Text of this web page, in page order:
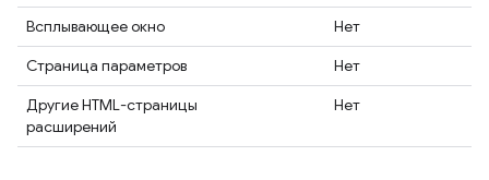
Всплывающее окно
Нет
Страница параметров
Нет
Другие HTML-страницы
расширений
Нет